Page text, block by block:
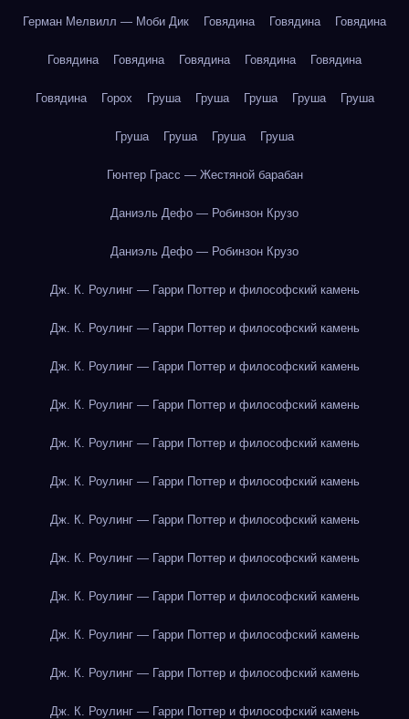
Герман Мелвилл — Моби Дик Говядина Говядина Говядина
Говядина Говядина Говядина Говядина Говядина
Говядина Горох Груша Груша Груша Груша Груша
Груша Груша Груша Груша
Гюнтер Грасс — Жестяной барабан
Даниэль Дефо — Робинзон Крузо
Даниэль Дефо — Робинзон Крузо
Дж. К. Роулинг — Гарри Поттер и философский камень
Дж. К. Роулинг — Гарри Поттер и философский камень
Дж. К. Роулинг — Гарри Поттер и философский камень
Дж. К. Роулинг — Гарри Поттер и философский камень
Дж. К. Роулинг — Гарри Поттер и философский камень
Дж. К. Роулинг — Гарри Поттер и философский камень
Дж. К. Роулинг — Гарри Поттер и философский камень
Дж. К. Роулинг — Гарри Поттер и философский камень
Дж. К. Роулинг — Гарри Поттер и философский камень
Дж. К. Роулинг — Гарри Поттер и философский камень
Дж. К. Роулинг — Гарри Поттер и философский камень
Дж. К. Роулинг — Гарри Поттер и философский камень